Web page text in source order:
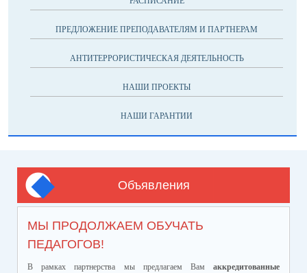
ПРЕДЛОЖЕНИЕ ПРЕПОДАВАТЕЛЯМ И ПАРТНЕРАМ
АНТИТЕРРОРИСТИЧЕСКАЯ ДЕЯТЕЛЬНОСТЬ
НАШИ ПРОЕКТЫ
НАШИ ГАРАНТИИ
Объявления
МЫ ПРОДОЛЖАЕМ ОБУЧАТЬ
ПЕДАГОГОВ!
В рамках партнерства мы предлагаем Вам аккредитованные